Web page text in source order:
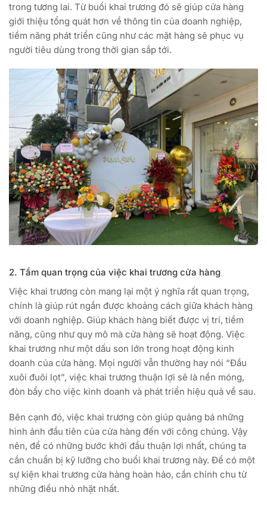
trong tương lai. Từ buổi khai trương đó sẽ giúp cửa hàng
giới thiệu tổng quát hơn về thông tin của doanh nghiệp,
tiềm năng phát triển cũng như các mặt hàng sẽ phục vụ
người tiêu dùng trong thời gian sắp tới.
2. Tầm quan trọng của việc khai trương cửa hàng
Việc khai trương còn mang lại một ý nghĩa rất quan trọng,
chính là giúp rút ngắn được khoảng cách giữa khách hàng
với doanh nghiệp. Giúp khách hàng biết được vị trí, tiềm
năng, cũng như quy mô mà cửa hàng sẽ hoạt động. Việc
khai trương như một dấu son lớn trong hoạt động kinh
doanh của cửa hàng. Mọi người vẫn thường hay nói “Đầu
xuôi đuôi lọt”, việc khai trương thuận lợi sẽ là nền móng,
đòn bẩy cho việc kinh doanh và phát triển hiệu quả về sau.
Bên cạnh đó, việc khai trương còn giúp quảng bá những
hình ảnh đầu tiên của cửa hàng đến với công chúng. Vậy
nên, để có những bước khởi đầu thuận lợi nhất, chúng ta
cần chuẩn bị kỹ lưỡng cho buổi khai trương này. Để có một
sự kiện khai trương cửa hàng hoàn hảo, cần chỉnh chu từ
những điều nhỏ nhặt nhất.